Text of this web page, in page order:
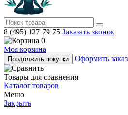
8 (495) 127-79-75 Заказать звонок
0
Моя корзина
Продолжить покупки Оформить заказ
Товары для сравнения
Каталог товаров
Меню
Закрыть